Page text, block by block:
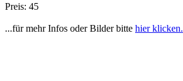
Preis: 45
...für mehr Infos oder Bilder bitte hier klicken.